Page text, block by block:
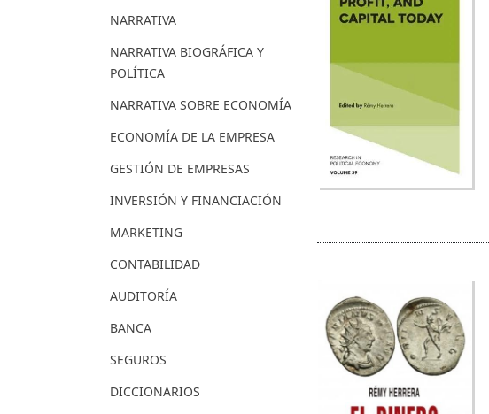
NARRATIVA
NARRATIVA BIOGRÁFICA Y
POLÍTICA
NARRATIVA SOBRE ECONOMÍA
ECONOMÍA DE LA EMPRESA
GESTIÓN DE EMPRESAS
INVERSIÓN Y FINANCIACIÓN
MARKETING
CONTABILIDAD
AUDITORÍA
BANCA
SEGUROS
DICCIONARIOS